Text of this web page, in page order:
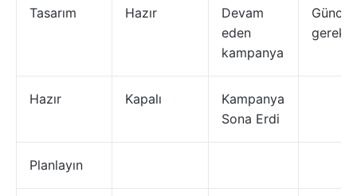
Tasarım Hazır
Devam
eden
kampanya
gerekli
Hazır Kapalı
Kampanya
Sona Erdi
Planlayın